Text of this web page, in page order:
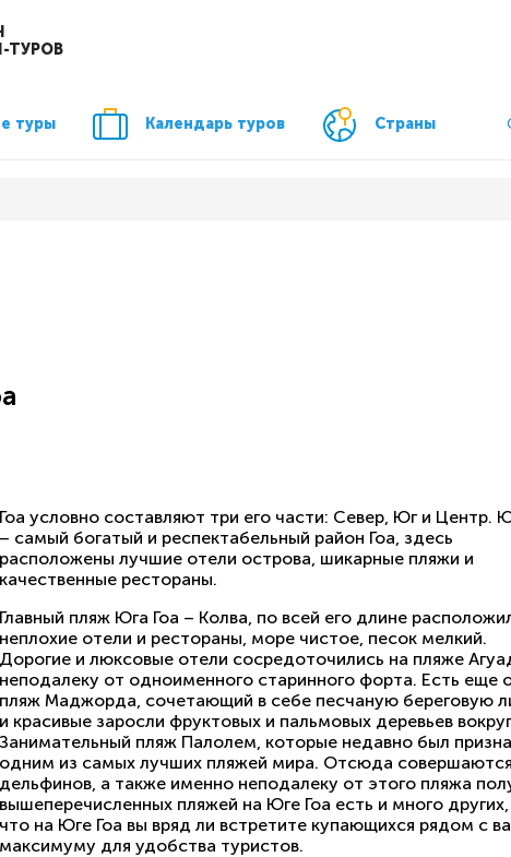
ТУРОВ
туры Календарь туров Страны
Гоа условно составляют три его части: Север, Юг и Центр.
– самый богатый и респектабельный район Гоа, здесь
расположены лучшие отели острова, шикарные пляжи и
качественные рестораны.
Главный пляж Юга Гоа – Колва, по всей его длине
неплохие отели и рестораны, море чистое, песок мелкий.
Дорогие и люксовые отели сосредоточились на пляже
неподалеку от одноименного старинного форта. Есть еще
пляж Маджорда, сочетающий в себе песчаную береговую
и красивые заросли фруктовых и пальмовых деревьев
Занимательный пляж Палолем, которые недавно был
одним из самых лучших пляжей мира. Отсюда
дельфинов, а также именно неподалеку от этого пляжа
вышеперечисленных пляжей на Юге Гоа есть и много
что на Юге Гоа вы вряд ли встретите купающихся рядом с
максимуму для удобства туристов.